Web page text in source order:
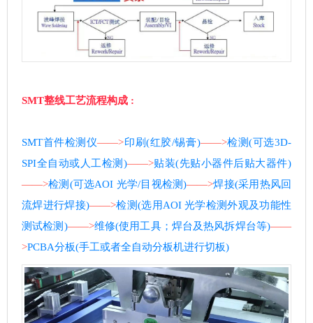
SMT整线工艺流程构成 :
SMT首件检测仪——>印刷(红胶/锡膏)——>检测(可选3D-
SPI全自动或人工检测)——>贴装(先贴小器件后贴大器件)
——>检测(可选AOI 光学/目视检测)——>焊接(采用热风回
流焊进行焊接)——>检测(选用AOI 光学检测外观及功能性
测试检测)——>维修(使用工具；焊台及热风拆焊台等)——
>PCBA分板(手工或者全自动分板机进行切板)